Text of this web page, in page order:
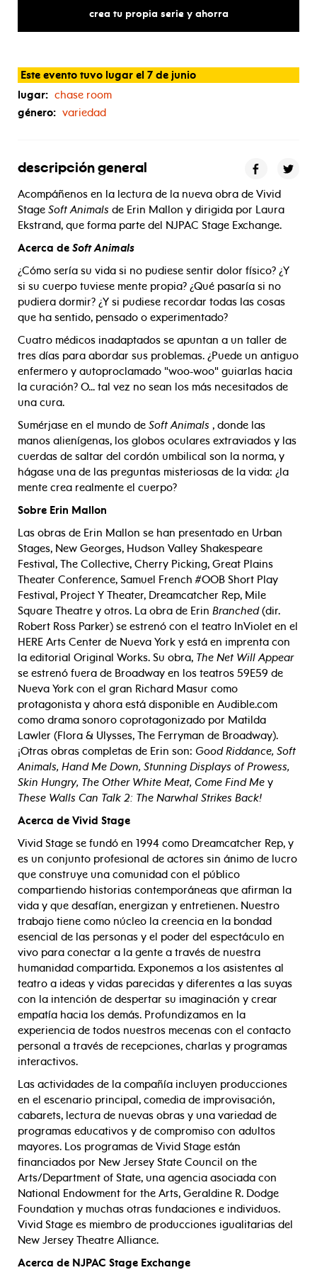
stage
crea tu propia serie y ahorra
Este evento tuvo lugar el 7 de junio
lugar: chase room
género: variedad
descripción general
Acompáñenos en la lectura de la nueva obra de Vivid
Stage Soft Animals de Erin Mallon y dirigida por Laura
Ekstrand, que forma parte del NJPAC Stage Exchange.
Acerca de Soft Animals
¿Cómo sería su vida si no pudiese sentir dolor físico? ¿Y
si su cuerpo tuviese mente propia? ¿Qué pasaría si no
pudiera dormir? ¿Y si pudiese recordar todas las cosas
que ha sentido, pensado o experimentado?
Cuatro médicos inadaptados se apuntan a un taller de
tres días para abordar sus problemas. ¿Puede un antiguo
enfermero y autoproclamado "woo-woo" guiarlas hacia
la curación? O... tal vez no sean los más necesitados de
una cura.
Sumérjase en el mundo de Soft Animals , donde las
manos alienígenas, los globos oculares extraviados y las
cuerdas de saltar del cordón umbilical son la norma, y
hágase una de las preguntas misteriosas de la vida: ¿la
mente crea realmente el cuerpo?
Sobre Erin Mallon
Las obras de Erin Mallon se han presentado en Urban
Stages, New Georges, Hudson Valley Shakespeare
Festival, The Collective, Cherry Picking, Great Plains
Theater Conference, Samuel French #OOB Short Play
Festival, Project Y Theater, Dreamcatcher Rep, Mile
Square Theatre y otros. La obra de Erin Branched(dir.
Robert Ross Parker) se estrenó con el teatro InViolet en el
HERE Arts Center de Nueva York y está en imprenta con
la editorial Original Works. Su obra, The Net Will Appear
se estrenó fuera de Broadway en los teatros 59E59 de
Nueva York con el gran Richard Masur como
protagonista y ahora está disponible en Audible.com
como drama sonoro coprotagonizado por Matilda
Lawler (Flora & Ulysses, The Ferryman de Broadway).
¡Otras obras completas de Erin son: Good Riddance, Soft
Animals, Hand Me Down, Stunning Displays of Prowess,
Skin Hungry, The Other White Meat, Come Find Me y
These Walls Can Talk 2: The Narwhal Strikes Back!
Acerca de Vivid Stage
Vivid Stage se fundó en 1994 como Dreamcatcher Rep, y
es un conjunto profesional de actores sin ánimo de lucro
que construye una comunidad con el público
compartiendo historias contemporáneas que afirman la
vida y que desafían, energizan y entretienen. Nuestro
trabajo tiene como núcleo la creencia en la bondad
esencial de las personas y el poder del espectáculo en
vivo para conectar a la gente a través de nuestra
humanidad compartida. Exponemos a los asistentes al
teatro a ideas y vidas parecidas y diferentes a las suyas
con la intención de despertar su imaginación y crear
empatía hacia los demás. Profundizamos en la
experiencia de todos nuestros mecenas con el contacto
personal a través de recepciones, charlas y programas
interactivos.
Las actividades de la compañía incluyen producciones
en el escenario principal, comedia de improvisación,
cabarets, lectura de nuevas obras y una variedad de
programas educativos y de compromiso con adultos
mayores. Los programas de Vivid Stage están
financiados por New Jersey State Council on the
Arts/Department of State, una agencia asociada con
National Endowment for the Arts, Geraldine R. Dodge
Foundation y muchas otras fundaciones e individuos.
Vivid Stage es miembro de producciones igualitarias del
New Jersey Theatre Alliance.
Acerca de NJPAC Stage Exchange